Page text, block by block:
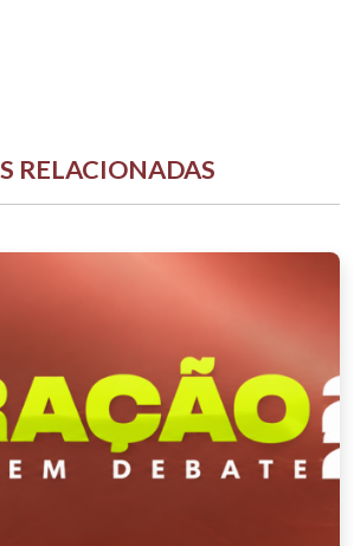
RELACIONADAS